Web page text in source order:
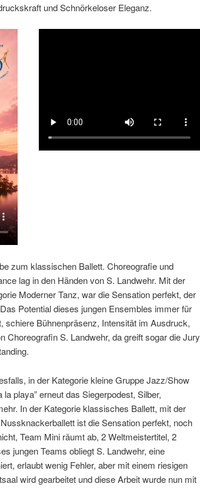
und Schnörkeloser Eleganz.
zum klassischen Ballett. Choreografie und
lag in den Händen von S. Landwehr. Mit der
Moderner Tanz, war die Sensation perfekt, der
Potential dieses jungen Ensembles immer für
schiere Bühnenpräsenz, Intensität im Ausdruck,
Choreografin S. Landwehr, da greift sogar die Jury
in der Kategorie kleine Gruppe Jazz/Show
playa” erneut das Siegerpodest, Silber,
In der Kategorie klassisches Ballett, mit der
ist die Sensation perfekt, noch
Team Mini räumt ab, 2 Weltmeistertitel, 2
jungen Teams obliegt S. Landwehr, eine
erlaubt wenig Fehler, aber mit einem riesigen
wird gearbeitet und diese Arbeit wurde nun mit